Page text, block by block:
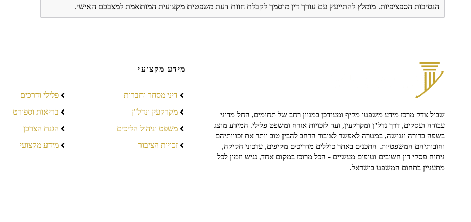
הנסיבות הספציפיות. מומלץ להתייעץ עם עורך דין מוסמך לקבלת חוות דעת משפטית מקצועית המותאמת למצבכם האישי.
שביל צדק מרכז מידע משפטי מקיף ומעודכן במגוון רחב של תחומים, החל מדיני
עבודה ועסקים, דרך נדל"ן ומקרקעין, ועד לזכויות אזרח ומשפט פלילי. המידע מוצג
בשפה ברורה ונגישה, במטרה לאפשר לציבור הרחב להבין טוב יותר את זכויותיהם
וחובותיהם המשפטיות. התכנים באתר כוללים מדריכים מקיפים, עדכוני חקיקה,
ניתוח פסקי דין חשובים וטיפים מעשיים - הכל מרוכז במקום אחד, נגיש וזמין לכל
מתעניין בתחום המשפט בישראל.
מידע מקצועי
דיני מסחר וחברות
מקרקעין ונדל"ן
משפט וניהול הליכים
זכויות הציבור
פלילי ודרכים
בריאות וספורט
הגנת הצרכן
מידע מקצועי